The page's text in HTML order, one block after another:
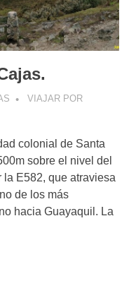
VIAJAR POR
colonial de Santa
sobre el nivel del
la E582, que atraviesa
de los más
hacia Guayaquil. La